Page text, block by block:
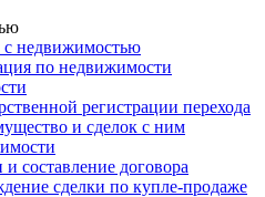
с недвижимостью
по недвижимости
регистрации перехода
и сделок с ним
составление договора
сделки по купле-продаже